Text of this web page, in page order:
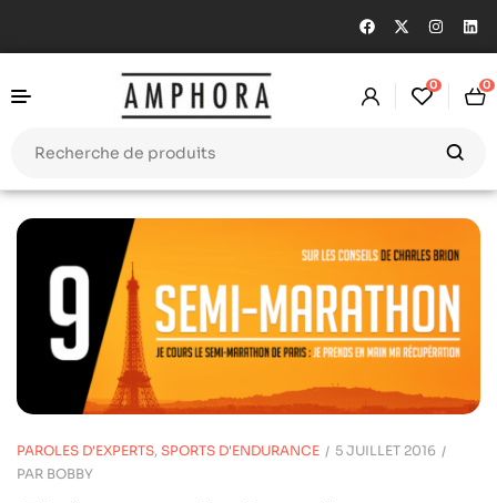
0 0
PAROLES D'EXPERTS, SPORTS D'ENDURANCE
5 JUILLET 2016
PAR BOBBY